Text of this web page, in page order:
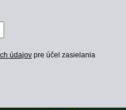
údajov pre účel zasielania